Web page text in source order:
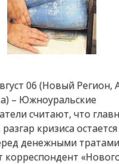
06 (Новый Регион,
– Южноуральские
считают, что
кризиса остается
денежными
корреспондент